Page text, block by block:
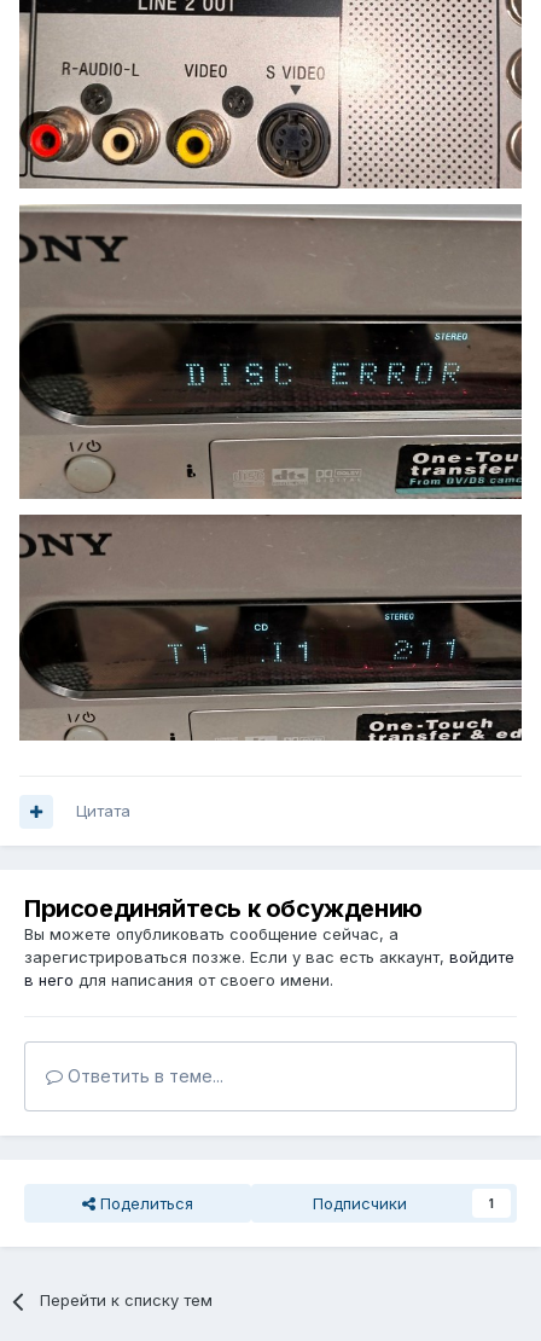
Цитата
Присоединяйтесь к обсуждению
Вы можете опубликовать сообщение сейчас, а
зарегистрироваться позже. Если у вас есть аккаунт, войдите
в него для написания от своего имени.
Ответить в теме...
Поделиться Подписчики 1
Перейти к списку тем